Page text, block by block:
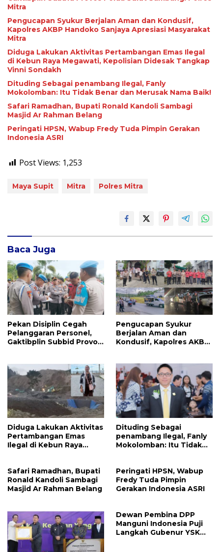
Mitra
Pengucapan Syukur Berjalan Aman dan Kondusif,
Kapolres AKBP Handoko Sanjaya Apresiasi Masyarakat
Mitra
Diduga Lakukan Aktivitas Pertambangan Emas Ilegal
di Kebun Raya Megawati, Kepolisian Didesak Tangkap
Vinni Sondakh
Dituding Sebagai penambang Ilegal, Fanly
Mokolomban: Itu Tidak Benar dan Merusak Nama Baik!
Safari Ramadhan, Bupati Ronald Kandoli Sambagi
Masjid Ar Rahman Belang
Peringati HPSN, Wabup Fredy Tuda Pimpin Gerakan
Indonesia ASRI
Post Views: 1,253
Maya Supit Mitra Polres Mitra
Baca Juga
Pekan Disiplin Cegah
Pelanggaran Personel,
Gaktibplin Subbid Provos
Pengucapan Syukur
Berjalan Aman dan
Kondusif, Kapolres AKBP
Mitra
Diduga Lakukan Aktivitas
Pertambangan Emas
Ilegal di Kebun Raya
Sondakh
Dituding Sebagai
penambang Ilegal, Fanly
Mokolomban: Itu Tidak
Safari Ramadhan, Bupati
Ronald Kandoli Sambagi
Masjid Ar Rahman Belang
Peringati HPSN, Wabup
Fredy Tuda Pimpin
Gerakan Indonesia ASRI
Dewan Pembina DPP
Manguni Indonesia Puji
Langkah Gubenur YSK